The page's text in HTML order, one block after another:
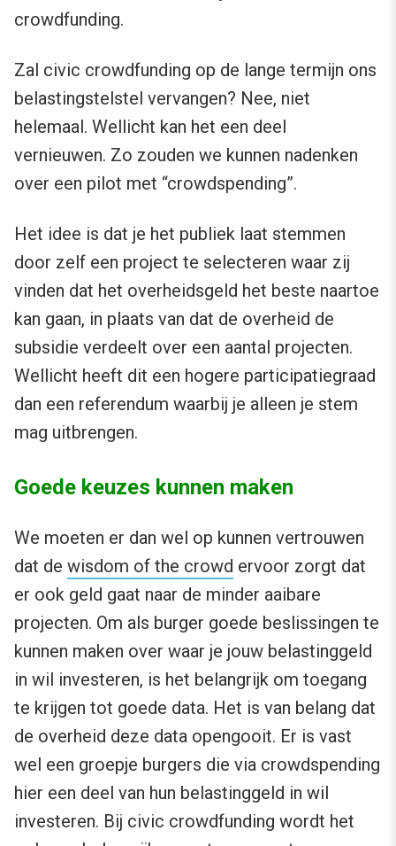
crowdfunding.
Zal civic crowdfunding op de lange termijn ons
belastingstelstel vervangen? Nee, niet
helemaal. Wellicht kan het een deel
vernieuwen. Zo zouden we kunnen nadenken
over een pilot met “crowdspending”.
Het idee is dat je het publiek laat stemmen
door zelf een project te selecteren waar zij
vinden dat het overheidsgeld het beste naartoe
kan gaan, in plaats van dat de overheid de
subsidie verdeelt over een aantal projecten.
Wellicht heeft dit een hogere participatiegraad
dan een referendum waarbij je alleen je stem
mag uitbrengen.
Goede keuzes kunnen maken
We moeten er dan wel op kunnen vertrouwen
dat de wisdom of the crowd ervoor zorgt dat
er ook geld gaat naar de minder aaibare
projecten. Om als burger goede beslissingen te
kunnen maken over waar je jouw belastinggeld
in wil investeren, is het belangrijk om toegang
te krijgen tot goede data. Het is van belang dat
de overheid deze data opengooit. Er is vast
wel een groepje burgers die via crowdspending
hier een deel van hun belastinggeld in wil
investeren. Bij civic crowdfunding wordt het